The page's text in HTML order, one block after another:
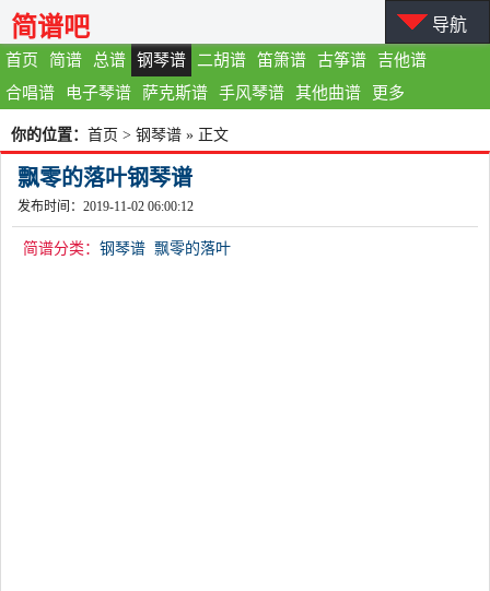
首页 简谱 总谱 钢琴谱 二胡谱 笛箫谱 古筝谱
吉他谱
合唱谱
电子琴谱 萨克斯谱 手风琴谱 其他曲谱 更多
简谱吧 导航
你的位置： 首页 > 钢琴谱 » 正文
飘零的落叶钢琴谱
发布时间：2019-11-02 06:00:12
简谱分类： 钢琴谱 飘零的落叶